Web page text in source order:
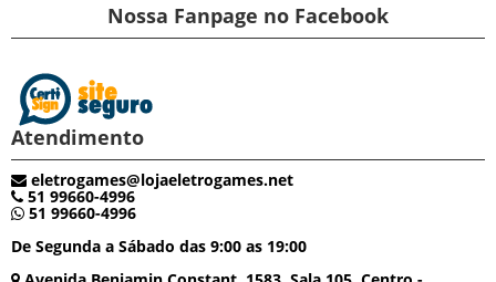
Nossa Fanpage no Facebook
Atendimento
eletrogames@lojaeletrogames.net
51 99660-4996
51 99660-4996
De Segunda a Sábado das 9:00 as 19:00